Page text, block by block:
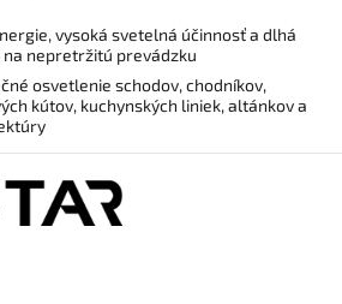
vysoká svetelná účinnosť a dlhá
nepretržitú prevádzku
osvetlenie schodov, chodníkov,
kútov, kuchynských liniek, altánkov a